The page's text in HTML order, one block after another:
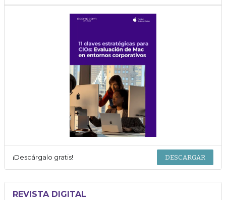
¡Descárgalo gratis! DESCARGAR
REVISTA DIGITAL